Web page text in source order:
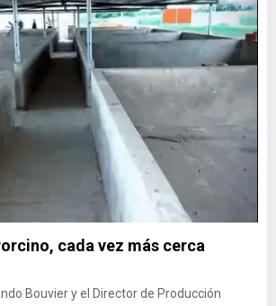
cada vez más cerca
Bouvier y el Director de Producción